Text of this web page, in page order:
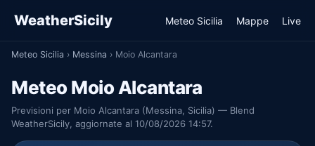
WeatherSicily Meteo Sicilia Mappe Live
Meteo Sicilia › Messina › Moio Alcantara
Meteo Moio Alcantara
Previsioni per Moio Alcantara (Messina, Sicilia) — Blend
WeatherSicily, aggiornate al 10/08/2026 14:57.